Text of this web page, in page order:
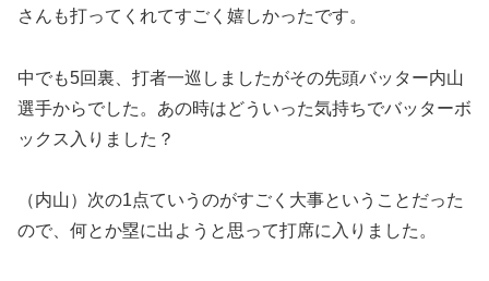
さんも打ってくれてすごく嬉しかったです。
中でも5回裏、打者一巡しましたがその先頭バッター内山
選手からでした。あの時はどういった気持ちでバッターボ
ックス入りました？
（内山）次の1点ていうのがすごく大事ということだった
ので、何とか塁に出ようと思って打席に入りました。